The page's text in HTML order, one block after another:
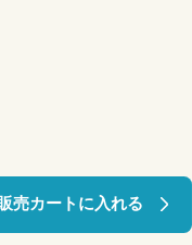
売カートに入れる